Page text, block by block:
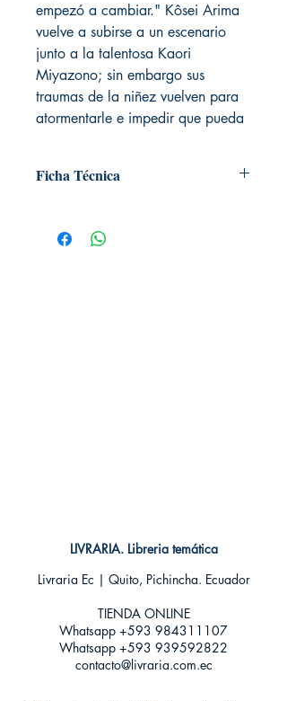
empezó a cambiar." Kôsei Arima
vuelve a subirse a un escenario
junto a la talentosa Kaori
Miyazono; sin embargo sus
traumas de la niñez vuelven para
atormentarle e impedir que pueda
Ficha Técnica
Editorial: MILKY WAY
Idioma: Castellano
LIVRARIA. Libreria temática
Livraria Ec | Quito, Pichincha. Ecuador
TIENDA ONLINE​
Whatsapp +593 984311107
Whatsapp +593 939592822
contacto@livraria.com.ec